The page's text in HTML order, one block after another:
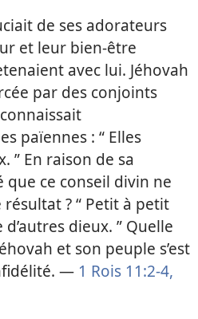
de ses adorateurs
et leur bien-être
avec lui. Jéhovah
par des conjoints
païennes : “ Elles
En raison de sa
ce conseil divin ne
résultat ? “ Petit à petit
dieux. ” Quelle
et son peuple s’est
— 1 Rois 11:2-4,